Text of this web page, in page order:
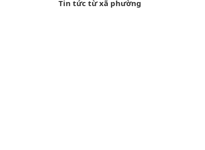
Tin tức từ xã phường